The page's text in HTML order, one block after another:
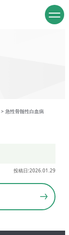
> 急性骨髄性白血病
投稿日:2026.01.29